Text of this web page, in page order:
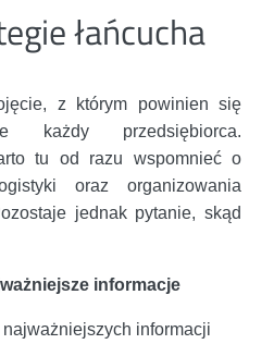
łańcucha
z którym powinien się
każdy przedsiębiorca.
tu od razu wspomnieć o
oraz organizowania
jednak pytanie, skąd
informacje
informacji